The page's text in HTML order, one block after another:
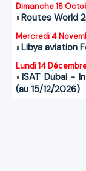
Dimanche 18
Routes World
Mercredi 4
Libya aviation
Lundi 14
ISAT Dubai -
(au 15/12/2026)